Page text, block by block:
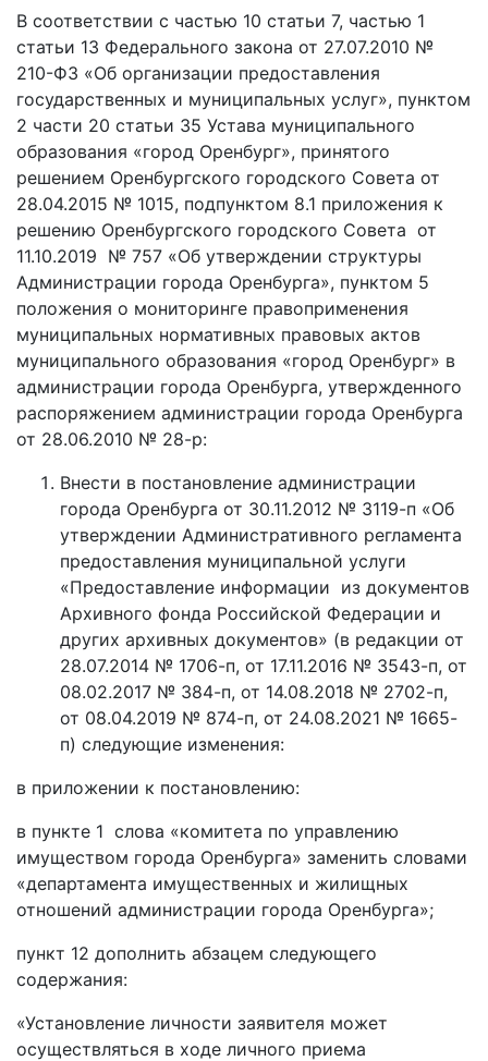
В соответствии с частью 10 статьи 7, частью 1
статьи 13 Федерального закона от 27.07.2010 №
210-ФЗ «Об организации предоставления
государственных и муниципальных услуг», пунктом
2 части 20 статьи 35 Устава муниципального
образования «город Оренбург», принятого
решением Оренбургского городского Совета от
28.04.2015 № 1015, подпунктом 8.1 приложения к
решению Оренбургского городского Совета от
11.10.2019 № 757 «Об утверждении структуры
Администрации города Оренбурга», пунктом 5
положения о мониторинге правоприменения
муниципальных нормативных правовых актов
муниципального образования «город Оренбург» в
администрации города Оренбурга, утвержденного
распоряжением администрации города Оренбурга
от 28.06.2010 № 28-р:
Внести в постановление администрации
города Оренбурга от 30.11.2012 № 3119-п «Об
утверждении Административного регламента
предоставления муниципальной услуги
«Предоставление информации из документов
Архивного фонда Российской Федерации и
других архивных документов» (в редакции от
28.07.2014 № 1706-п, от 17.11.2016 № 3543-п, от
08.02.2017 № 384-п, от 14.08.2018 № 2702-п,
от 08.04.2019 № 874-п, от 24.08.2021 № 1665-
п) следующие изменения:
в приложении к постановлению:
в пункте 1 слова «комитета по управлению
имуществом города Оренбурга» заменить словами
«департамента имущественных и жилищных
отношений администрации города Оренбурга»;
пункт 12 дополнить абзацем следующего
содержания:
«Установление личности заявителя может
осуществляться в ходе личного приема